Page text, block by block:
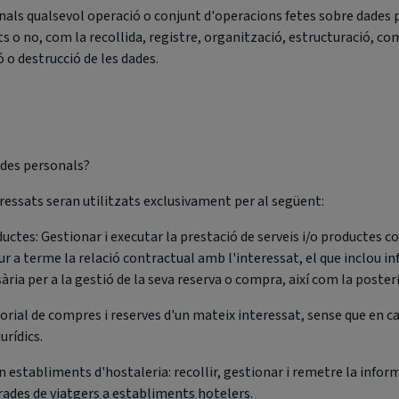
qualsevol operació o conjunt d'operacions fetes sobre dades
no, com la recollida, registre, organització, estructuració,
destrucció de les dades.
personals?
seran utilitzats exclusivament per al següent:
Gestionar i executar la prestació de serveis i/o productes
a terme la relació contractual amb l'interessat, el que inclou
per a la gestió de la seva reserva o compra, així com la
de compres i reserves d'un mateix interessat, sense que en
establiments d'hostaleria: recollir, gestionar i remetre la
de viatgers a establiments hotelers.